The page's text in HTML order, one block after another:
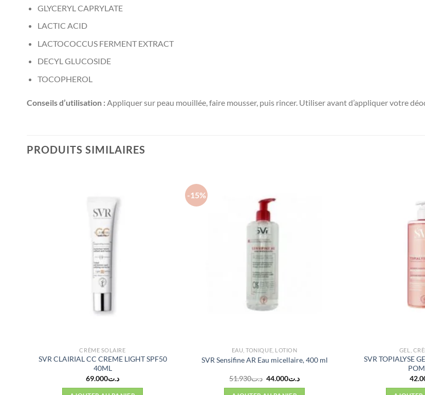
GLYCERYL CAPRYLATE
LACTIC ACID
LACTOCOCCUS FERMENT EXTRACT
DECYL GLUCOSIDE
TOCOPHEROL
Conseils d’utilisation :Appliquer sur peau mouillée, faire mousser, puis rincer. Utiliser avant d’appliquer votre
PRODUITS SIMILAIRES
CRÈME SOLAIRE
SVR CLAIRIAL CC CREME LIGHT SPF50
40ML
د.ت69.000
-15%
EAU, TONIQUE, LOTION
SVR Sensifine AR Eau micellaire, 400 ml
د.ت51.930
Le
initial
د.ت44.000
Le
GEL,
SVR TOPIALYSE